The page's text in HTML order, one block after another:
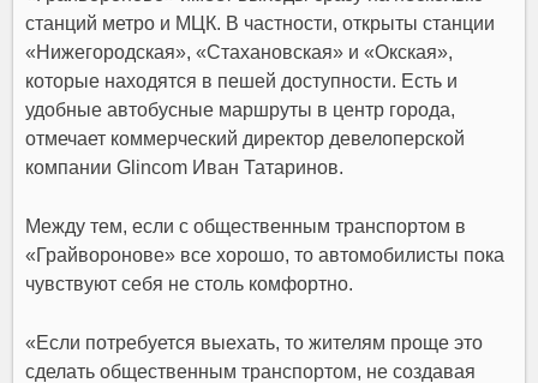
станций метро и МЦК. В частности, открыты станции
«Нижегородская», «Стахановская» и «Окская»,
которые находятся в пешей доступности. Есть и
удобные автобусные маршруты в центр города,
отмечает коммерческий директор девелоперской
компании Glincom Иван Татаринов.
Между тем, если с общественным транспортом в
«Грайворонове» все хорошо, то автомобилисты пока
чувствуют себя не столь комфортно.
«Если потребуется выехать, то жителям проще это
сделать общественным транспортом, не создавая